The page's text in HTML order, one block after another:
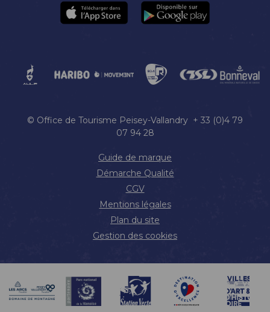
© Office de Tourisme Peisey-Vallandry + 33 (0)4 79
07 94 28
Guide de marque
Démarche Qualité
CGV
Mentions légales
Plan du site
Gestion des cookies